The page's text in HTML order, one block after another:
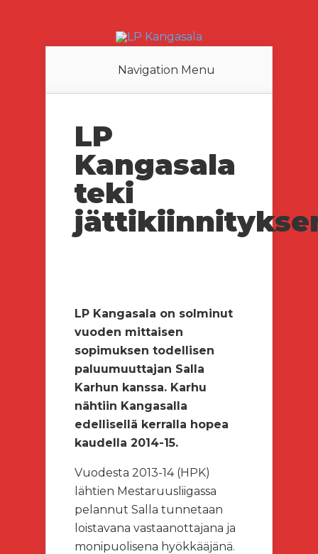
Navigation Menu
LP
Kangasala
teki
LP Kangasala on solminut
vuoden mittaisen
sopimuksen todellisen
paluumuuttajan Salla
Karhun kanssa. Karhu
nähtiin Kangasalla
edellisellä kerralla hopea
kaudella 2014-15.
Vuodesta 2013-14 (HPK)
lähtien Mestaruusliigassa
pelannut Salla tunnetaan
loistavana vastaanottajana ja
monipuolisena hyökkääjänä.